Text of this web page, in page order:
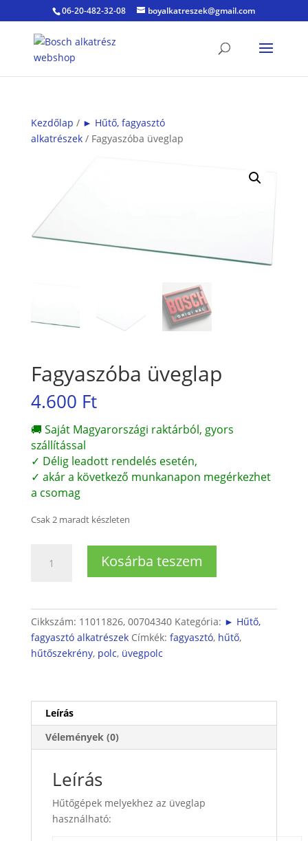
06-20-482-32-08 boyalkatreszek@gmail.com
Kezdőlap / ► Hűtő, fagyasztó
alkatrészek/ Fagyaszóba üveglap
Fagyaszóba üveglap
4.600 Ft
🚚 Saját Magyarországi raktárból, gyors
szállítással
✓ Délig leadott rendelés esetén,
✓ akár a következő munkanapon megérkezhet
a csomag
Csak 2 maradt készleten
üveglap
Kosárba teszem
Cikkszám: 11011826, 00704340 Kategória: ► Hűtő,
fagyasztó alkatrészek Címkék: fagyasztó, hűtő,
hűtőszekrény, polc, üvegpolc
Leírás
Vélemények (0)
Leírás
Hűtőgépek melyekhez az üveglap
használható: